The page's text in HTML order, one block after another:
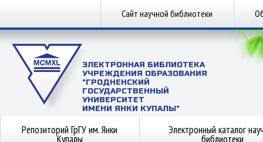
Сайт научной библиотеки
ЭЛЕКТРОННАЯ БИБЛИОТЕКА
УЧРЕЖДЕНИЯ ОБРАЗОВАНИЯ
"ГРОДНЕНСКИЙ
ГОСУДАРСТВЕННЫЙ
УНИВЕРСИТЕТ
ИМЕНИ ЯНКИ КУПАЛЫ"
Репозиторий ГрГУ им. Янки
Купалы
Электронный каталог
библиотеки